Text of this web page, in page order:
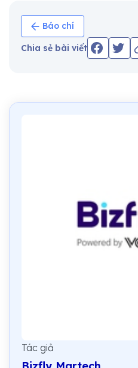
Báo chí
Chia sẻ bài viết
Tác giả